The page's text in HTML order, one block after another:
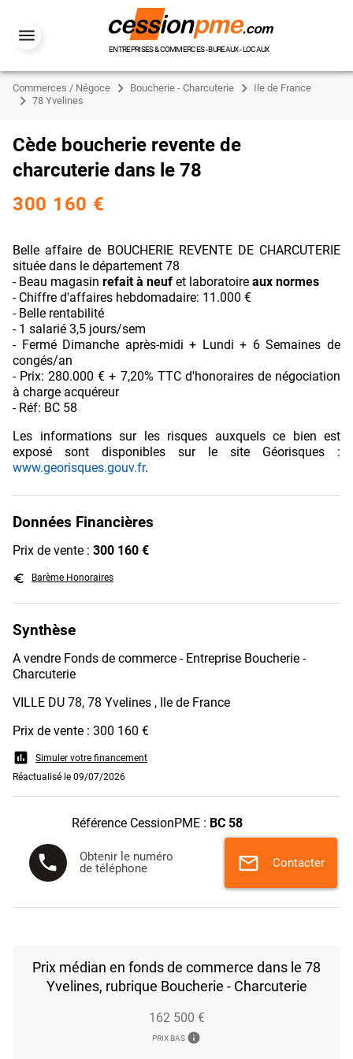
ENTREPRISES & COMMERCES - BUREAUX - LOCAUX
Commerces / Négoce Boucherie - Charcuterie
Ile de France
78 Yvelines
Cède boucherie revente de
charcuterie dans le 78
300 160 €
Belle affaire de BOUCHERIE REVENTE DE CHARCUTERIE
située dans le département 78
- Beau magasin refait à neuf et laboratoire aux normes
- Chiffre d'affaires hebdomadaire: 11.000 €
- Belle rentabilité
- 1 salarié 3,5 jours/sem
- Fermé Dimanche après-midi + Lundi + 6 Semaines de
congés/an
- Prix: 280.000 € + 7,20% TTC d'honoraires de négociation
à charge acquéreur
- Réf: BC 58
Les informations sur les risques auxquels ce bien est
exposé sont disponibles sur le site Géorisques :
www.georisques.gouv.fr.
Données Financières
Prix de vente : 300 160 €
euro_symbol Barème Honoraires
Synthèse
A vendre Fonds de commerce - Entreprise Boucherie -
Charcuterie
VILLE DU 78, 78 Yvelines , Ile de France
Prix de vente : 300 160 €
assessment
Simuler votre financement
Réactualisé le 09/07/2026
Référence CessionPME : BC 58
phone
Obtenir le numéro
de téléphone
mail Contacter
Prix médian en fonds de commerce dans le 78
Yvelines, rubrique Boucherie - Charcuterie
162 500 €
PRIX BAS info